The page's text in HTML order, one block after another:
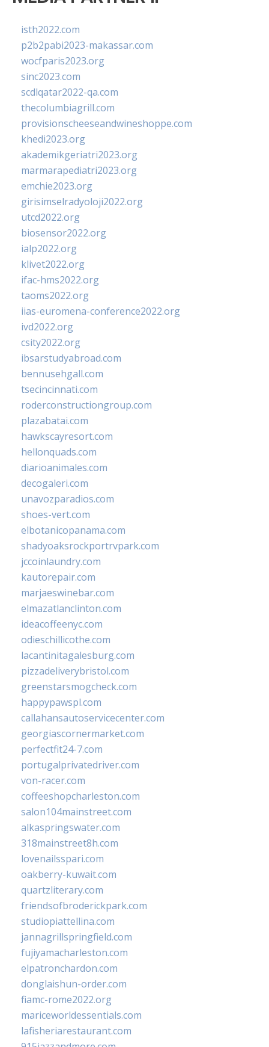
isth2022.com
p2b2pabi2023-makassar.com
wocfparis2023.org
sinc2023.com
scdlqatar2022-qa.com
thecolumbiagrill.com
provisionscheeseandwineshoppe.com
khedi2023.org
akademikgeriatri2023.org
marmarapediatri2023.org
emchie2023.org
girisimselradyoloji2022.org
utcd2022.org
biosensor2022.org
ialp2022.org
klivet2022.org
ifac-hms2022.org
taoms2022.org
iias-euromena-conference2022.org
ivd2022.org
csity2022.org
ibsarstudyabroad.com
bennusehgall.com
tsecincinnati.com
roderconstructiongroup.com
plazabatai.com
hawkscayresort.com
hellonquads.com
diarioanimales.com
decogaleri.com
unavozparadios.com
shoes-vert.com
elbotanicopanama.com
shadyoaksrockportrvpark.com
jccoinlaundry.com
kautorepair.com
marjaeswinebar.com
elmazatlanclinton.com
ideacoffeenyc.com
odieschillicothe.com
lacantinitagalesburg.com
pizzadeliverybristol.com
greenstarsmogcheck.com
happypawspl.com
callahansautoservicecenter.com
georgiascornermarket.com
perfectfit24-7.com
portugalprivatedriver.com
von-racer.com
coffeeshopcharleston.com
salon104mainstreet.com
alkaspringswater.com
318mainstreet8h.com
lovenailsspari.com
oakberry-kuwait.com
quartzliterary.com
friendsofbroderickpark.com
studiopiattellina.com
jannagrillspringfield.com
fujiyamacharleston.com
elpatronchardon.com
donglaishun-order.com
fiamc-rome2022.org
mariceworldessentials.com
lafisheriarestaurant.com